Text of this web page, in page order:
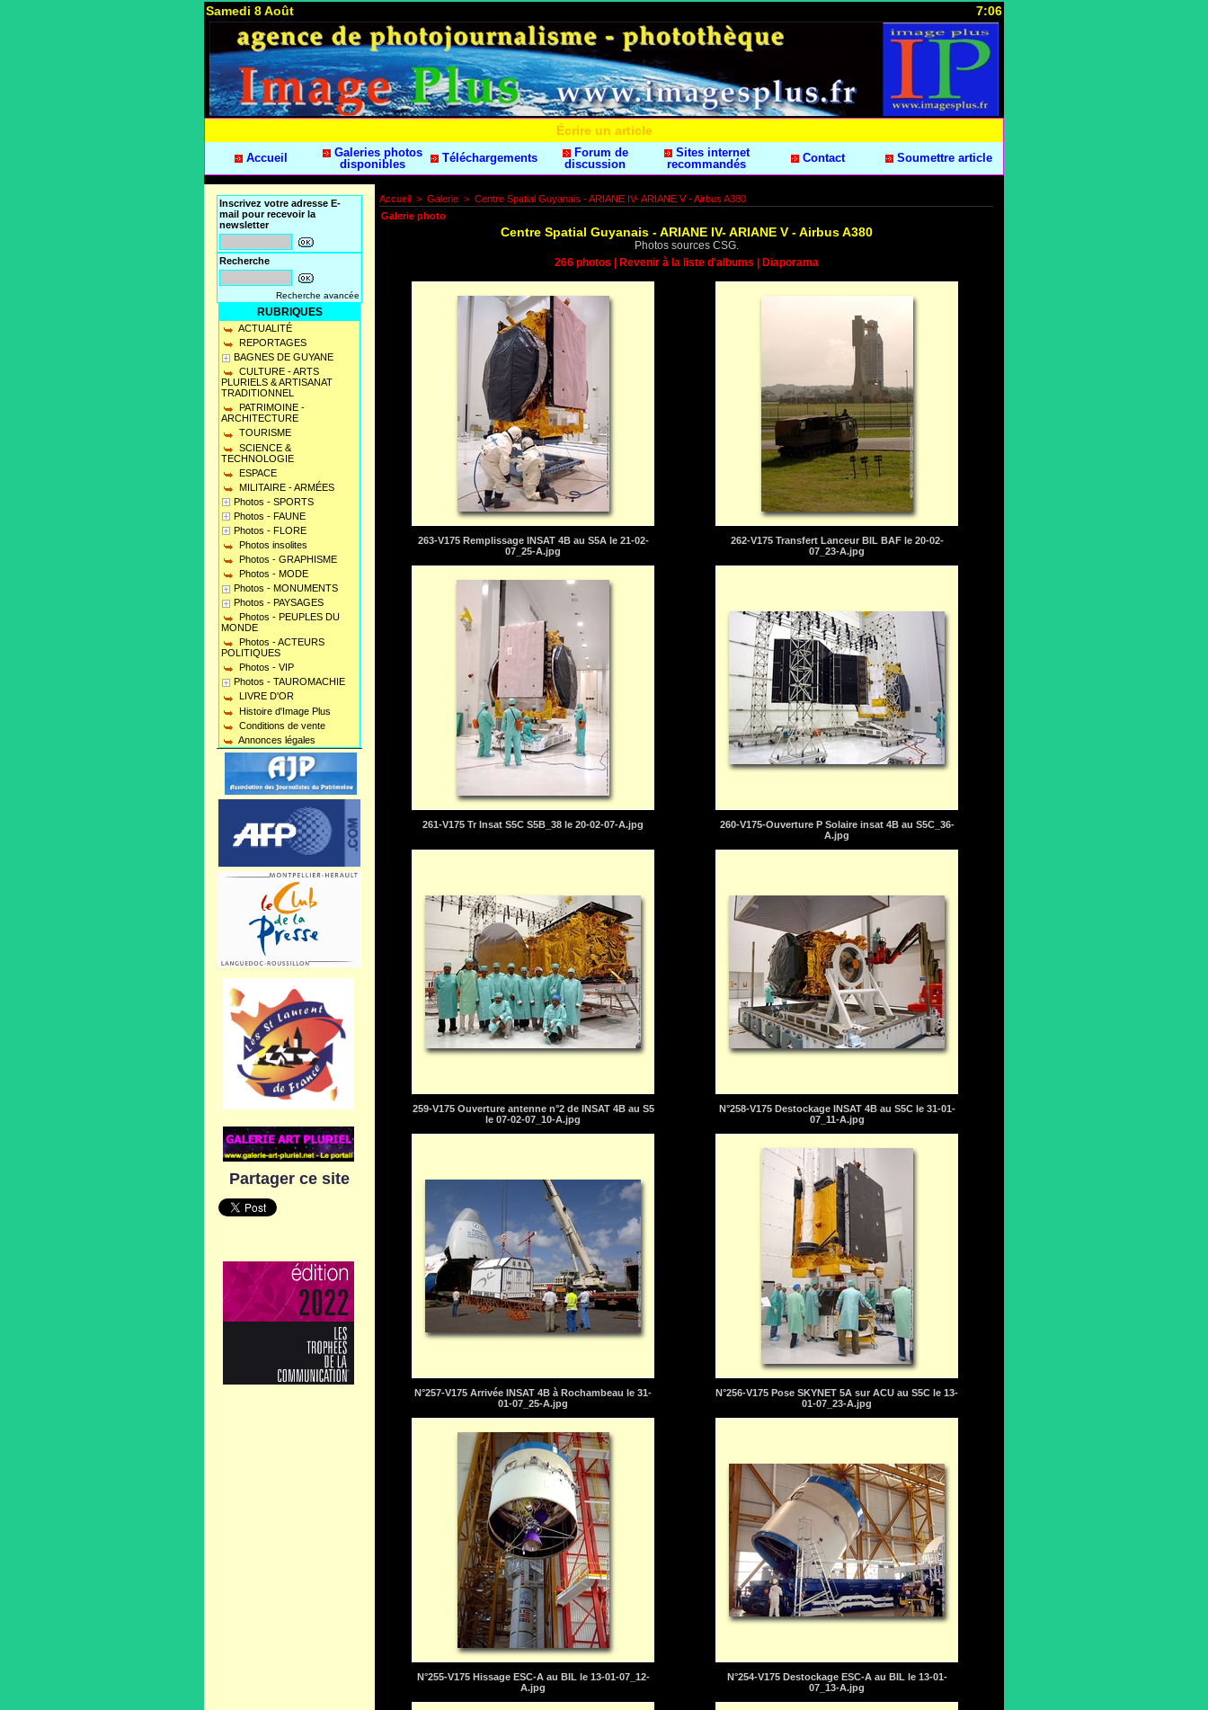
Samedi 8 Août 7:06
Écrire un article
Accueil
Galeries photos
disponibles
Téléchargements
Forum de
discussion
Sites internet
recommandés
Contact Soumettre article
Inscrivez votre adresse E-
mail pour recevoir la
newsletter
Recherche
Recherche avancée
RUBRIQUES
ACTUALITÉ
REPORTAGES
BAGNES DE GUYANE
CULTURE - ARTS
PLURIELS & ARTISANAT
TRADITIONNEL
PATRIMOINE -
ARCHITECTURE
TOURISME
SCIENCE &
TECHNOLOGIE
ESPACE
MILITAIRE - ARMÉES
Photos - SPORTS
Photos - FAUNE
Photos - FLORE
Photos insolites
Photos - GRAPHISME
Photos - MODE
Photos - MONUMENTS
Photos - PAYSAGES
Photos - PEUPLES DU
MONDE
Photos - ACTEURS
POLITIQUES
Photos - VIP
Photos - TAUROMACHIE
LIVRE D'OR
Histoire d'Image Plus
Conditions de vente
Annonces légales
Partager ce site
Accueil > Galerie > Centre Spatial Guyanais - ARIANE IV- ARIANE V - Airbus A380
Galerie photo
Centre Spatial Guyanais - ARIANE IV- ARIANE V - Airbus A380
Photos sources CSG.
266 photos
Revenir à la liste d'albums Diaporama
263-V175 Remplissage INSAT 4B au S5A le 21-02-
07_25-A.jpg
262-V175 Transfert Lanceur BIL BAF le 20-02-
07_23-A.jpg
261-V175 Tr Insat S5C S5B_38 le 20-02-07-A.jpg
260-V175-Ouverture P Solaire insat 4B au S5C_36-
A.jpg
259-V175 Ouverture antenne n°2 de INSAT 4B au S5
le 07-02-07_10-A.jpg
N°258-V175 Destockage INSAT 4B au S5C le 31-01-
07_11-A.jpg
N°257-V175 Arrivée INSAT 4B à Rochambeau le 31-
01-07_25-A.jpg
N°256-V175 Pose SKYNET 5A sur ACU au S5C le 13-
01-07_23-A.jpg
N°255-V175 Hissage ESC-A au BIL le 13-01-07_12-
A.jpg
N°254-V175 Destockage ESC-A au BIL le 13-01-
07_13-A.jpg